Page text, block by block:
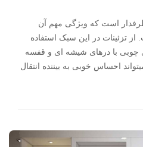
است که ویژگی مهم آن
تزئینات در این سبک استفاده
چوبی با درهای شیشه ای و قفسه
احساس خوبی به بیننده انتقال